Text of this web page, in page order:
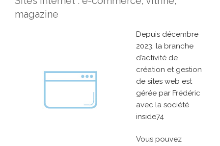
magazine
Depuis décembre
2023, la branche
d’activité de
création et gestion
de sites web est
gérée par Frédéric
avec la société
inside74
Vous pouvez